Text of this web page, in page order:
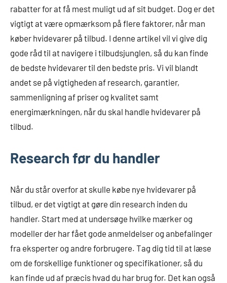
rabatter for at få mest muligt ud af sit budget. Dog er det
vigtigt at være opmærksom på flere faktorer, når man
køber hvidevarer på tilbud. I denne artikel vil vi give dig
gode råd til at navigere i tilbudsjunglen, så du kan finde
de bedste hvidevarer til den bedste pris. Vi vil blandt
andet se på vigtigheden af research, garantier,
sammenligning af priser og kvalitet samt
energimærkningen, når du skal handle hvidevarer på
tilbud.
Research før du handler
Når du står overfor at skulle købe nye hvidevarer på
tilbud, er det vigtigt at gøre din research inden du
handler. Start med at undersøge hvilke mærker og
modeller der har fået gode anmeldelser og anbefalinger
fra eksperter og andre forbrugere. Tag dig tid til at læse
om de forskellige funktioner og specifikationer, så du
kan finde ud af præcis hvad du har brug for. Det kan også